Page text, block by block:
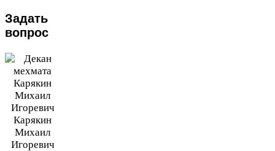
Задать
вопрос
Карякин
Михаил
Игоревич